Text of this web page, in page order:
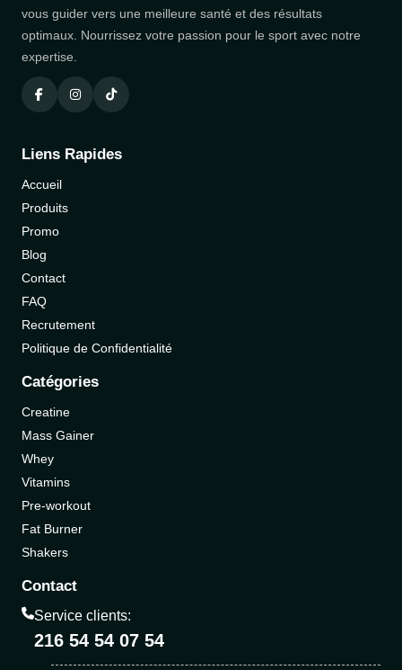
vous guider vers une meilleure santé et des résultats
optimaux. Nourrissez votre passion pour le sport avec notre
expertise.
Liens Rapides
Accueil
Produits
Promo
Blog
Contact
FAQ
Recrutement
Politique de Confidentialité
Catégories
Creatine
Mass Gainer
Whey
Vitamins
Pre-workout
Fat Burner
Shakers
Contact
Service clients:
216 54 54 07 54